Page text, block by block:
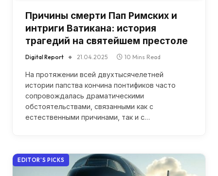
Причины смерти Пап Римских и
интриги Ватикана: история
трагедий на святейшем престоле
Digital Report 21.04.2025 10 Mins Read
На протяжении всей двухтысячелетней
истории папства кончина понтификов часто
сопровождалась драматическими
обстоятельствами, связанными как с
естественными причинами, так и с…
EDITOR'S PICKS